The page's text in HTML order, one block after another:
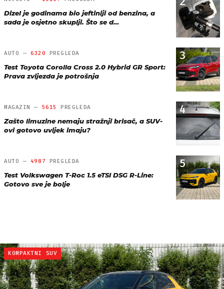
Dizel je godinama bio jeftiniji od benzina, a
sada je osjetno skuplji. Što se d…
3
AUTO — 6320 PREGLEDA
Test Toyota Corolla Cross 2.0 Hybrid GR Sport:
Prava zvijezda je potrošnja
4
MAGAZIN — 5615 PREGLEDA
Zašto limuzine nemaju stražnji brisač, a SUV-
ovi gotovo uvijek imaju?
5
AUTO — 4987 PREGLEDA
Test Volkswagen T-Roc 1.5 eTSI DSG R-Line:
Gotovo sve je bolje
KOMPAKTNI SUV